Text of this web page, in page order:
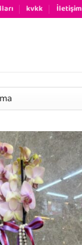
kvkk İletişim